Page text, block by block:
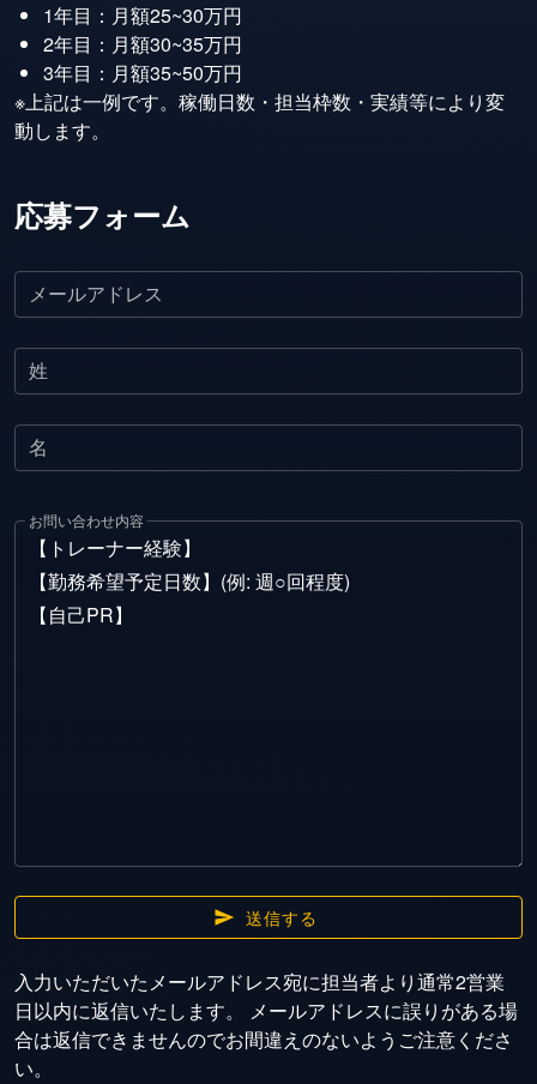
1年目：月額25~30万円
2年目：月額30~35万円
3年目：月額35~50万円
※上記は一例です。稼働日数・担当枠数・実績等により変
動します。
応募フォーム
メールアドレス
姓
名
お問い合わせ内容
送信する
入力いただいたメールアドレス宛に担当者より通常2営業
日以内に返信いたします。 メールアドレスに誤りがある場
合は返信できませんのでお間違えのないようご注意くださ
い。